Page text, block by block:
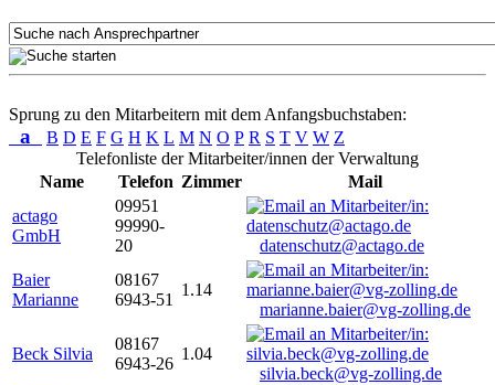
Sprung zu den Mitarbeitern mit dem Anfangsbuchstaben:
a B D E F G H K L M N O P R S T V W Z
Telefonliste der Mitarbeiter/innen der Verwaltung
Name
Telefon Zimmer
Mail
actago
GmbH
09951
99990-
20
datenschutz@actago.de
Baier
Marianne
08167
6943-51
1.14
marianne.baier@vg-zolling.de
Beck Silvia
08167
6943-26
1.04
silvia.beck@vg-zolling.de